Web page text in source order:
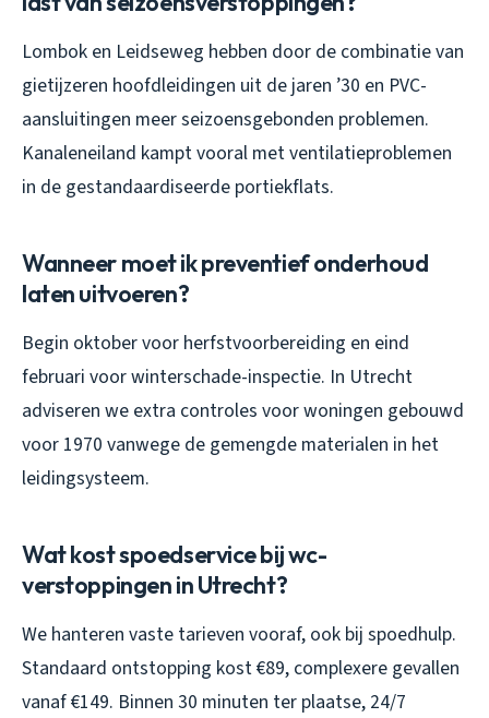
Lombok en Leidseweg hebben door de combinatie van
gietijzeren hoofdleidingen uit de jaren ’30 en PVC-
aansluitingen meer seizoensgebonden problemen.
Kanaleneiland kampt vooral met ventilatieproblemen
in de gestandaardiseerde portiekflats.
Wanneer moet ik preventief onderhoud
laten uitvoeren?
Begin oktober voor herfstvoorbereiding en eind
februari voor winterschade-inspectie. In Utrecht
adviseren we extra controles voor woningen gebouwd
voor 1970 vanwege de gemengde materialen in het
leidingsysteem.
Wat kost spoedservice bij wc-
verstoppingen in Utrecht?
We hanteren vaste tarieven vooraf, ook bij spoedhulp.
Standaard ontstopping kost €89, complexere gevallen
vanaf €149. Binnen 30 minuten ter plaatse, 24/7